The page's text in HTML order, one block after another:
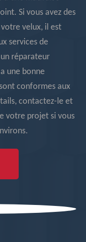
Si vous avez des
velux, il est
services de
réparateur
une bonne
conformes aux
contactez-le et
votre projet si vous